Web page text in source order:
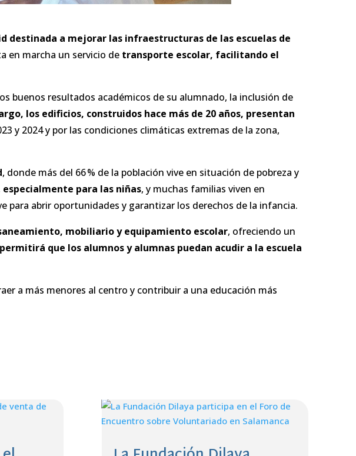
destinada a mejorar las infraestructuras de las escuelas de
en marcha un servicio de transporte escolar, facilitando el
buenos resultados académicos de su alumnado, la inclusión de
los edificios, construidos hace más de 20 años, presentan
y 2024 y por las condiciones climáticas extremas de la zona,
, donde más del 66 % de la población vive en situación de pobreza y
especialmente para las niñas, y muchas familias viven en
para abrir oportunidades y garantizar los derechos de la infancia.
mobiliario y equipamiento escolar, ofreciendo un
que los alumnos y alumnas puedan acudir a la escuela
a más menores al centro y contribuir a una educación más